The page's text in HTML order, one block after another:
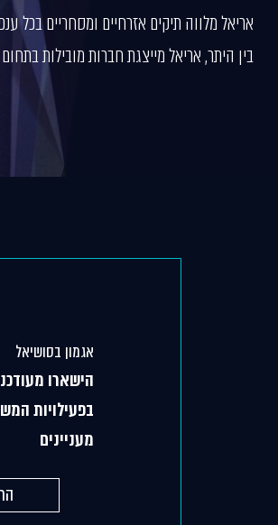
אריאל מלווה תיקים אזרחיים ומסחריים בכל
בין היתר, אריאל מייצגת חברות מובילות
אגמון בסושיאל
הישארו
בפעילויות
מעניינים